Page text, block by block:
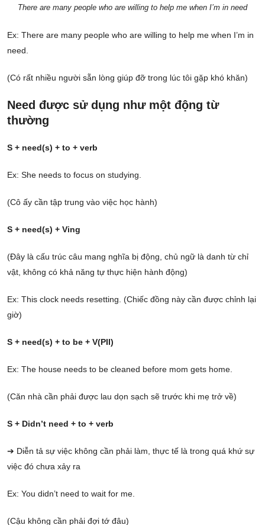
There are many people who are willing to help me when I’m in need
Ex: There are many people who are willing to help me when I’m in
need.
(Có rất nhiều người sẵn lòng giúp đỡ trong lúc tôi gặp khó khăn)
Need được sử dụng như một động từ
thường
S + need(s) + to + verb
Ex: She needs to focus on studying.
(Cô ấy cần tập trung vào việc học hành)
S + need(s) + Ving
(Đây là cấu trúc câu mang nghĩa bị động, chủ ngữ là danh từ chỉ
vật, không có khả năng tự thực hiện hành động)
Ex: This clock needs resetting. (Chiếc đồng này cần được chỉnh lại
giờ)
S + need(s) + to be + V(PII)
Ex: The house needs to be cleaned before mom gets home.
(Căn nhà cần phải được lau dọn sạch sẽ trước khi mẹ trở về)
S + Didn’t need + to + verb
➔ Diễn tả sự việc không cần phải làm, thực tế là trong quá khứ sự
việc đó chưa xảy ra
Ex: You didn’t need to wait for me.
(Cậu không cần phải đợi tớ đâu)